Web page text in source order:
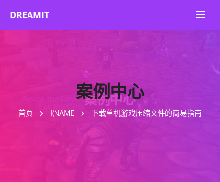
案例中心
首页 I(NAME 下载单机游戏压缩文件的简易指南